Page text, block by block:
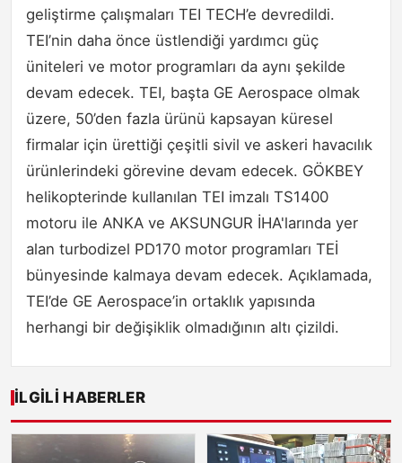
geliştirme çalışmaları TEI TECH’e devredildi.
TEI’nin daha önce üstlendiği yardımcı güç
üniteleri ve motor programları da aynı şekilde
devam edecek. TEI, başta GE Aerospace olmak
üzere, 50’den fazla ürünü kapsayan küresel
firmalar için ürettiği çeşitli sivil ve askeri havacılık
ürünlerindeki görevine devam edecek. GÖKBEY
helikopterinde kullanılan TEI imzalı TS1400
motoru ile ANKA ve AKSUNGUR İHA'larında yer
alan turbodizel PD170 motor programları TEİ
bünyesinde kalmaya devam edecek. Açıklamada,
TEI’de GE Aerospace’in ortaklık yapısında
herhangi bir değişiklik olmadığının altı çizildi.
İLGILI HABERLER